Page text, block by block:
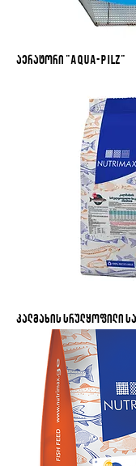
აერატორი "Aqua-Pilz"
კალმახის სრულყოფილი